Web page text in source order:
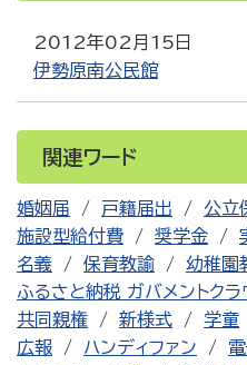
2012年02月15日
伊勢原南公民館
関連ワード
婚姻届 戸籍届出 公立
施設型給付費
奨学金
名義
保育教諭 幼稚園
ふるさと納税 ガバメントクラ
共同親権
新様式 学童
広報
ハンディファン